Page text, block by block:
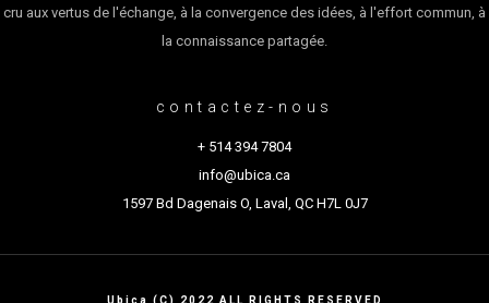
cru aux vertus de l'échange, à la convergence des idées, à l'effort commun, à
la connaissance partagée.
contactez-nous
+ 514 394 7804
info@ubica.ca
1597 Bd Dagenais O, Laval, QC H7L 0J7
Ubica (C) 2022 ALL RIGHTS RESERVED